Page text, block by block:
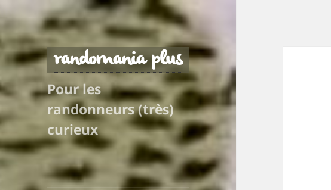
randomania plus
Pour les
randonneurs (très)
curieux